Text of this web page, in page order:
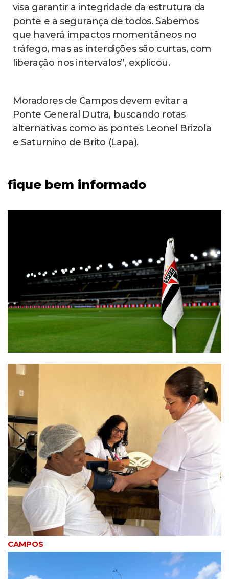
visa garantir a integridade da estrutura da
ponte e a segurança de todos. Sabemos
que haverá impactos momentâneos no
tráfego, mas as interdições são curtas, com
liberação nos intervalos”, explicou.
Moradores de Campos devem evitar a
Ponte General Dutra, buscando rotas
alternativas como as pontes Leonel Brizola
e Saturnino de Brito (Lapa).
fique bem informado
CAMPOS